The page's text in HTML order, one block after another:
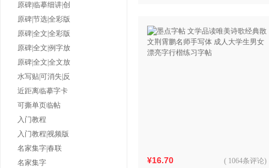
原碑|临摹细讲|创
原碑|节选|全彩版
原碑|全文|全彩版
原碑|全文|例字放
原碑|全文|全文放
水写贴|可消失|反
近距离临摹字卡
可撕单页临帖
入门教程
入门教程|视频版
名家集字|春联
名家集字
¥16.70 ( 1064条评论)